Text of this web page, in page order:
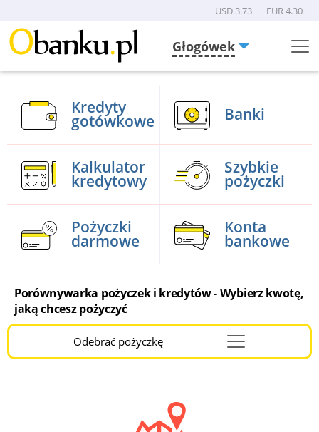
USD 3.73 EUR 4.30
Głogówek
Menu
Kredyty
gotówkowe Banki
Kalkulator
kredytowy
Szybkie
pożyczki
Pożyczki
darmowe
Konta
bankowe
Porównywarka pożyczek i kredytów - Wybierz kwotę,
jaką chcesz pożyczyć
Odebrać pożyczkęMenu
Burger